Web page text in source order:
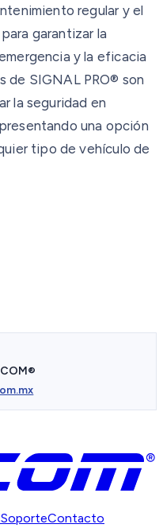
regular y el
garantizar la
y la eficacia
de SIGNAL PRO® son
la seguridad en
una opción
tipo de vehículo de
SoporteContacto